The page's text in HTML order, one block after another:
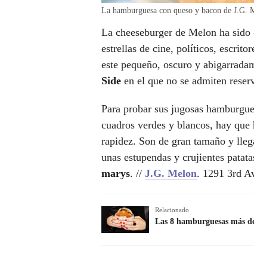
La hamburguesa con queso y bacon de J.G.
La cheeseburger de Melon ha sido
estrellas de cine, políticos,
este pequeño, oscuro y
Side en el que no se admiten
Para probar sus jugosas
cuadros verdes y blancos, hay
rapidez. Son de gran tamaño y
unas estupendas y crujientes
marys. // J.G. Melon. 1291 3rd
Relacionado
Las 8 hamburguesas más